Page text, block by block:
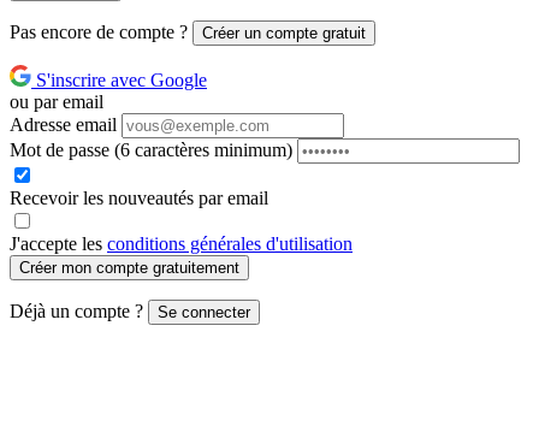
Pas encore de compte ? Créer un compte gratuit
S'inscrire avec Google
ou par email
Adresse email
Mot de passe (6 caractères minimum)
Recevoir les nouveautés par email
J'accepte les conditions générales d'utilisation
Créer mon compte gratuitement
Déjà un compte ? Se connecter